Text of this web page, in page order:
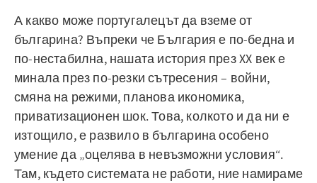
А какво може португалецът да вземе от
българина? Въпреки че България е по-бедна и
по-нестабилна, нашата история през XX век е
минала през по-резки сътресения – войни,
смяна на режими, планова икономика,
приватизационен шок. Това, колкото и да ни е
изтощило, е развило в българина особено
умение да „оцелява в невъзможни условия“.
Там, където системата не работи, ние намираме